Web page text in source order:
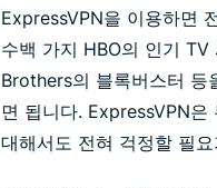
ExpressVPN을 이용하면
수백 가지 HBO의 인기
Brothers의 블록버스터 등
면 됩니다. ExpressVPN은
대해서도 전혀 걱정할 필